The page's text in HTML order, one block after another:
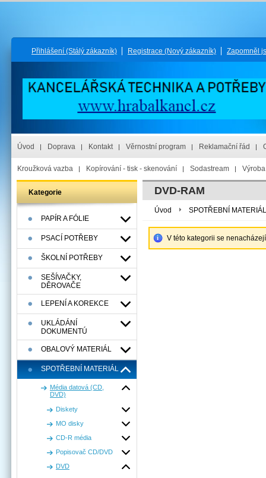
Přihlášení (Stálý zákazník) Registrace (Nový zákazník) Zapomněl
Úvod Doprava Kontakt Věrnostní program Reklamační řád
Kroužková vazba Kopírování - tisk - skenování Sodastream
Kategorie
PAPÍR A FÓLIE
PSACÍ POTŘEBY
ŠKOLNÍ POTŘEBY
SEŠÍVAČKY,
DĚROVAČE
LEPENÍ A KOREKCE
UKLÁDÁNÍ
DOKUMENTÚ
OBALOVÝ MATERIÁL
SPOTŘEBNÍ MATERIÁL
Média datová (CD,
DVD)
Diskety
MO disky
CD-R média
Popisovač CD/DVD
DVD
DVD-RAM
Úvod SPOTŘEBNÍ MATERIÁL
V této kategorii se